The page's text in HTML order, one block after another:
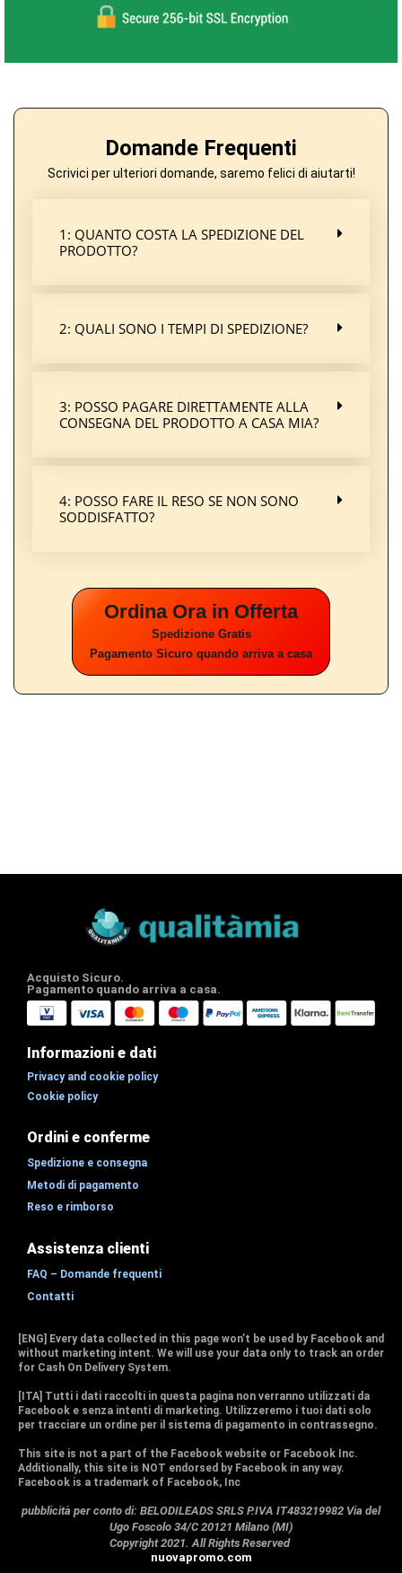
Domande Frequenti
Scrivici per ulteriori domande, saremo felici di aiutarti!
1: QUANTO COSTA LA SPEDIZIONE DEL
PRODOTTO?
2: QUALI SONO I TEMPI DI SPEDIZIONE?
3: POSSO PAGARE DIRETTAMENTE ALLA
CONSEGNA DEL PRODOTTO A CASA MIA?
4: POSSO FARE IL RESO SE NON SONO
SODDISFATTO?
Ordina Ora in Offerta
Spedizione Gratis
Pagamento Sicuro quando arriva a casa
Acquisto Sicuro.
Pagamento quando arriva a casa.
Informazioni e dati
Privacy and cookie policy
Cookie policy
Ordini e conferme
Spedizione e consegna
Metodi di pagamento
Reso e rimborso
Assistenza clienti
FAQ – Domande frequenti
Contatti
[ENG] Every data collected in this page won’t be used by Facebook and
without marketing intent. We will use your data only to track an order
for Cash On Delivery System.
[ITA] Tutti i dati raccolti in questa pagina non verranno utilizzati da
Facebook e senza intenti di marketing. Utilizzeremo i tuoi dati solo
per tracciare un ordine per il sistema di pagamento in contrassegno.
This site is not a part of the Facebook website or Facebook Inc.
Additionally, this site is NOT endorsed by Facebook in any way.
Facebook is a trademark of Facebook, Inc
pubblicità per conto di: BELODILEADS SRLS P.IVA IT483219982 Via del
Ugo Foscolo 34/C 20121 Milano (MI)
Copyright 2021. All Rights Reserved
nuovapromo.com